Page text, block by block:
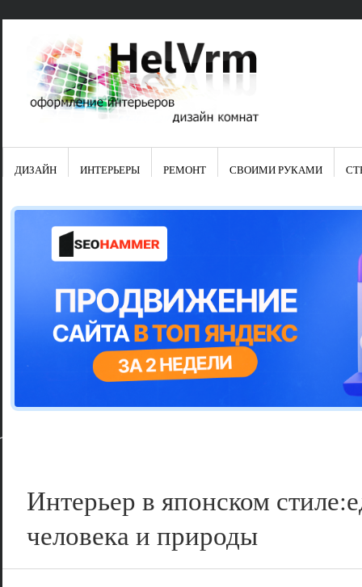
Свежие
Японские
Школа
Шьем
ДИЗАЙН ИНТЕРЬЕРЫ РЕМОНТ СВОИМИ РУКАМИ
Интерьер в японском
человека и природы